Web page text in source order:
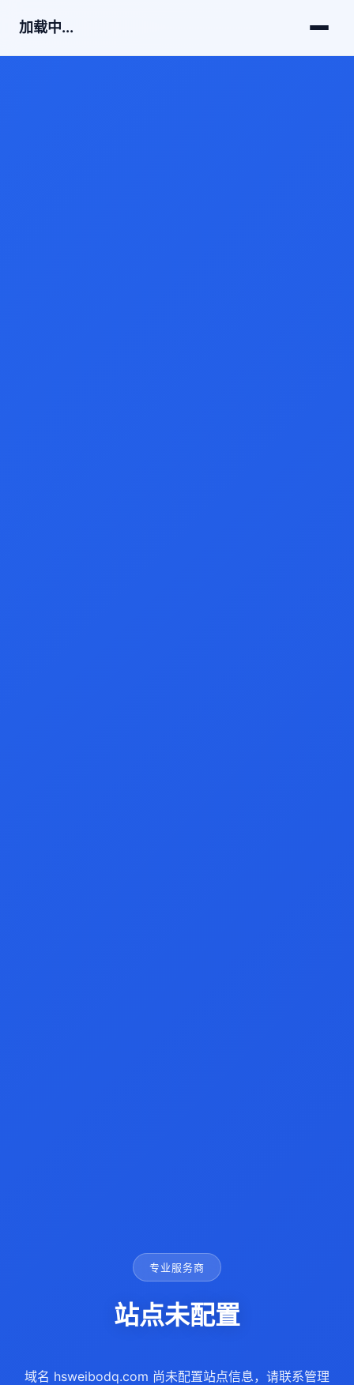
加载中...
专业服务商
站点未配置
域名 hsweibodq.com 尚未配置站点信息，请联系管理